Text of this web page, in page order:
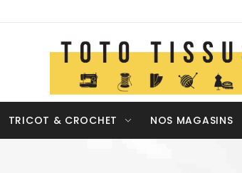
TRICOT & CROCHET NOS MAGASINS